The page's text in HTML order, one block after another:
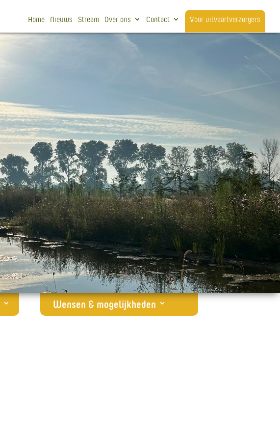
Home Nieuws Stream Over ons Contact Voor uitvaartverzorgers
Wensen & mogelijkheden